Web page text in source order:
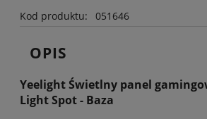
Kod produktu: 051646
OPIS
Yeelight Świetlny panel
Light Spot - Baza